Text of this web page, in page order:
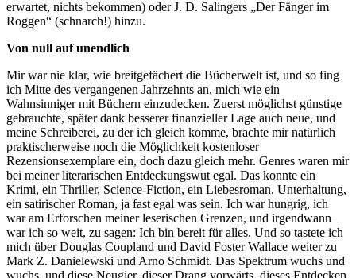
erwartet, nichts bekommen) oder J. D. Salingers „Der Fänger im
Roggen“ (schnarch!) hinzu.
Von null auf unendlich
Mir war nie klar, wie breitgefächert die Bücherwelt ist, und so fing
ich Mitte des vergangenen Jahrzehnts an, mich wie ein
Wahnsinniger mit Büchern einzudecken. Zuerst möglichst günstige
gebrauchte, später dank besserer finanzieller Lage auch neue, und
meine Schreiberei, zu der ich gleich komme, brachte mir natürlich
praktischerweise noch die Möglichkeit kostenloser
Rezensionsexemplare ein, doch dazu gleich mehr. Genres waren mir
bei meiner literarischen Entdeckungswut egal. Das konnte ein
Krimi, ein Thriller, Science-Fiction, ein Liebesroman, Unterhaltung,
ein satirischer Roman, ja fast egal was sein. Ich war hungrig, ich
war am Erforschen meiner leserischen Grenzen, und irgendwann
war ich so weit, zu sagen: Ich bin bereit für alles. Und so tastete ich
mich über Douglas Coupland und David Foster Wallace weiter zu
Mark Z. Danielewski und Arno Schmidt. Das Spektrum wuchs und
wuchs, und diese Neugier, dieser Drang vorwärts, dieses Entdecken